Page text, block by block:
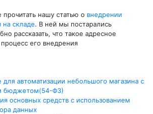
нашу статью о внедрении
на складе. В ней мы постарались
рассказать, что такое адресное
его внедрения
для автоматизации небольшого магазина с
бюджетом(54-ФЗ)
основных средств с использованием
данных